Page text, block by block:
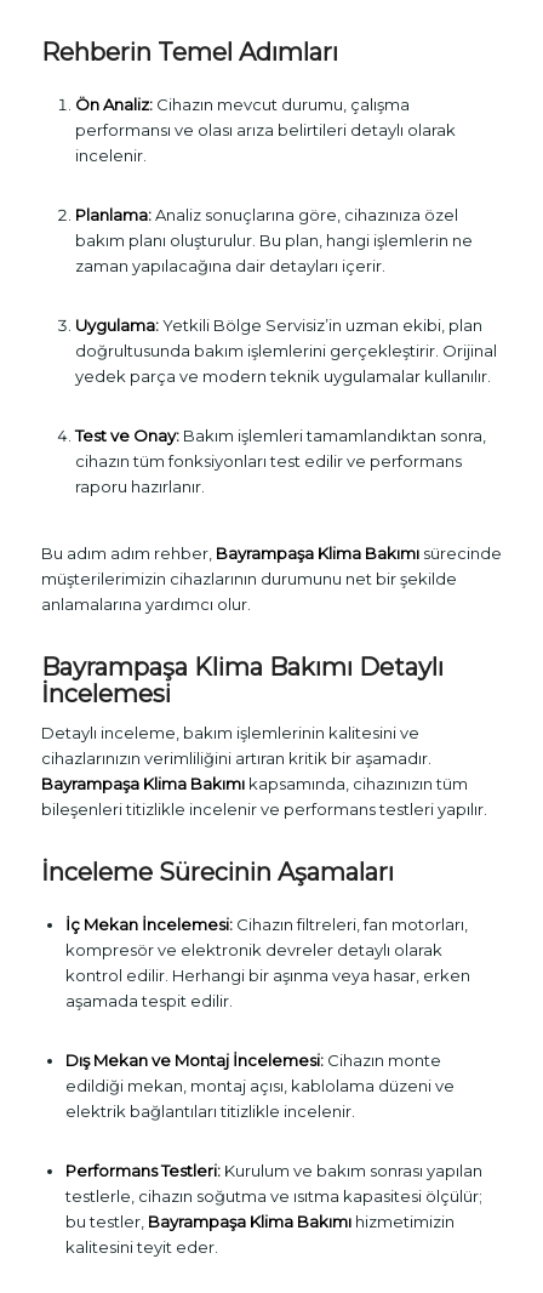
Rehberin Temel Adımları
Ön Analiz:Cihazın mevcut durumu, çalışma
performansı ve olası arıza belirtileri detaylı olarak
incelenir.
Planlama:Analiz sonuçlarına göre, cihazınıza özel
bakım planı oluşturulur. Bu plan, hangi işlemlerin ne
zaman yapılacağına dair detayları içerir.
Uygulama:Yetkili Bölge Servisiz’in uzman ekibi, plan
doğrultusunda bakım işlemlerini gerçekleştirir. Orijinal
yedek parça ve modern teknik uygulamalar kullanılır.
Test ve Onay:Bakım işlemleri tamamlandıktan sonra,
cihazın tüm fonksiyonları test edilir ve performans
raporu hazırlanır.
Bu adım adım rehber, Bayrampaşa Klima Bakımısürecinde
müşterilerimizin cihazlarının durumunu net bir şekilde
anlamalarına yardımcı olur.
Bayrampaşa Klima Bakımı Detaylı
İncelemesi
Detaylı inceleme, bakım işlemlerinin kalitesini ve
cihazlarınızın verimliliğini artıran kritik bir aşamadır.
Bayrampaşa Klima Bakımıkapsamında, cihazınızın tüm
bileşenleri titizlikle incelenir ve performans testleri yapılır.
İnceleme Sürecinin Aşamaları
İç Mekan İncelemesi:Cihazın filtreleri, fan motorları,
kompresör ve elektronik devreler detaylı olarak
kontrol edilir. Herhangi bir aşınma veya hasar, erken
aşamada tespit edilir.
Dış Mekan ve Montaj İncelemesi:Cihazın monte
edildiği mekan, montaj açısı, kablolama düzeni ve
elektrik bağlantıları titizlikle incelenir.
Performans Testleri:Kurulum ve bakım sonrası yapılan
testlerle, cihazın soğutma ve ısıtma kapasitesi ölçülür;
bu testler, Bayrampaşa Klima Bakımıhizmetimizin
kalitesini teyit eder.